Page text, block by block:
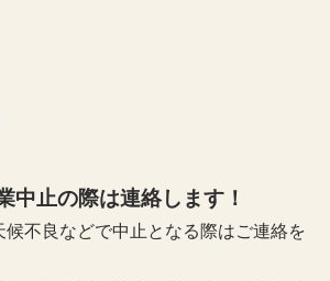
止の際は連絡します！
不良などで中止となる際はご連絡を